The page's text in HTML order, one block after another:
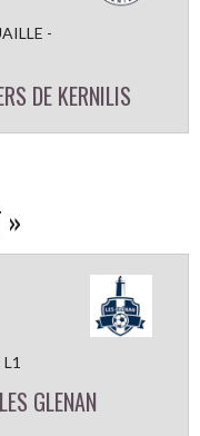
-
DE KERNILIS
»
GLENAN